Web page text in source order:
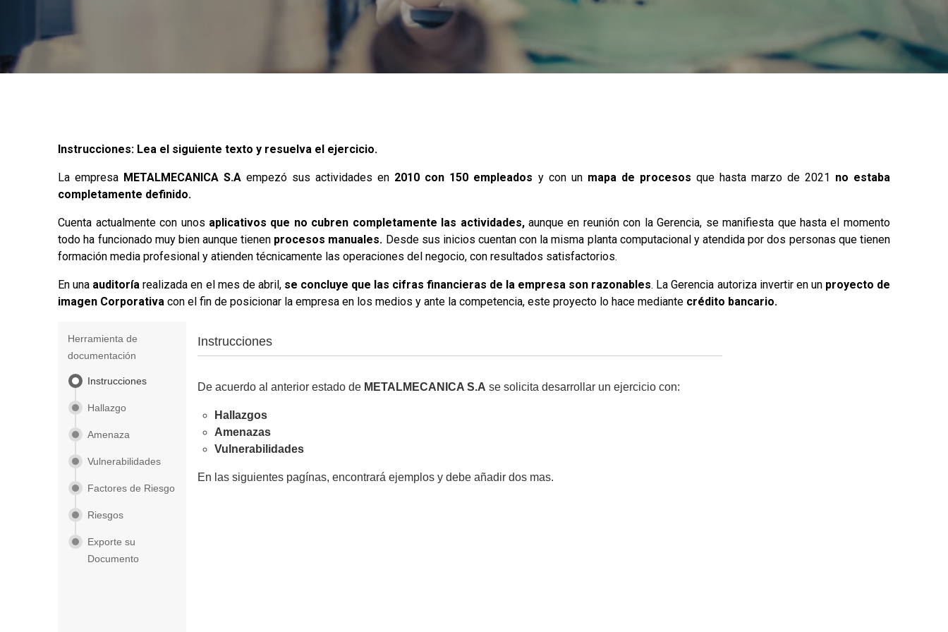
Instrucciones: Lea el siguiente texto y resuelva el ejercicio.
La empresa METALMECANICA S.A empezó sus actividades en 2010 con 150 empleados y con un mapa de procesos que hasta marzo de 2021 no estaba
completamente definido.
Cuenta actualmente con unos aplicativos que no cubren completamente las actividades,aunque en reunión con la Gerencia, se manifiesta que hasta el momento
todo ha funcionado muy bien aunque tienen procesos manuales. Desde sus inicios cuentan con la misma planta computacional y atendida por dos personas que tienen
formación media profesional y atienden técnicamente las operaciones del negocio, con resultados satisfactorios.
En una auditoría realizada en el mes de abril, se concluye que las cifras financieras de la empresa son razonables. La Gerencia autoriza invertir en un proyecto de
imagen Corporativa con el fin de posicionar la empresa en los medios y ante la competencia, este proyecto lo hace mediante crédito bancario.